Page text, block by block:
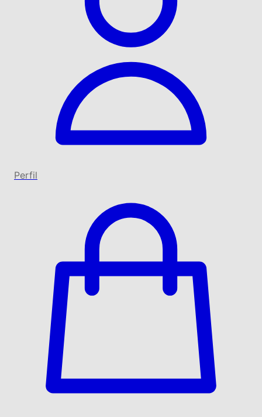
Perfil